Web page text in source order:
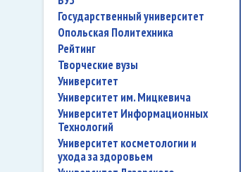
государственный университет
Опольская Политехника
рейтинг
творческие вузы
университет
Университет им. Мицкевича
Университет Информационных
Технологий
университет косметологии и
ухода за здоровьем